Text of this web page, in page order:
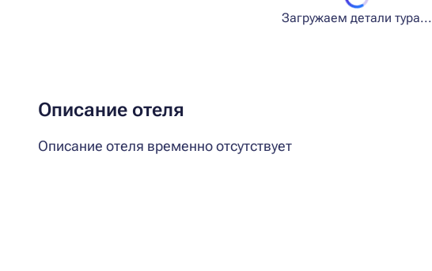
Загружаем детали тура...
Описание отеля
Описание отеля временно отсутствует